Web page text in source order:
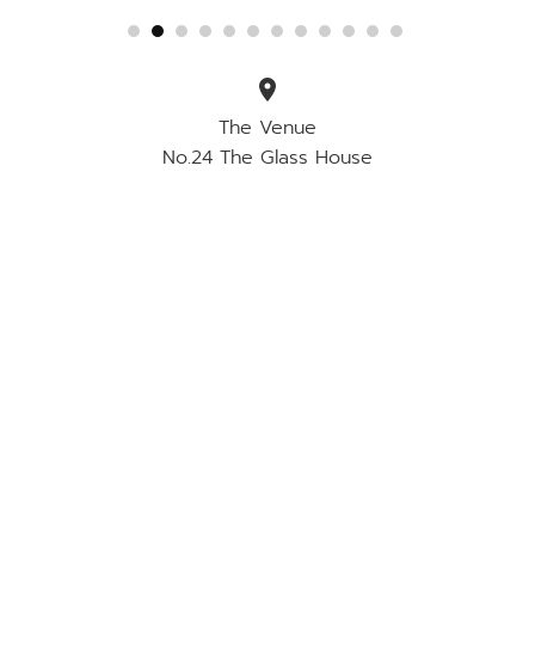
location_on
The Venue
No.24 The Glass House